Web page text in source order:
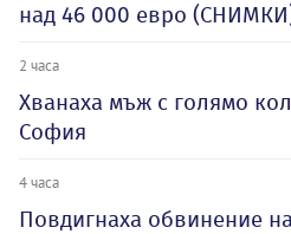
над 46 000 евро
2 часа
Хванаха мъж с голямо
София
4 часа
Повдигнаха обвинение